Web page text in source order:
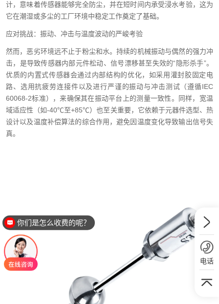
计，意味着传感器能够完全防尘，并在短时间内承受浸水考验，这为
它在潮湿或多尘的工厂环境中稳定工作奠定了基础。
应对挑战：振动、冲击与温度波动的严峻考验
然而，恶劣环境远不止于粉尘和水。持续的机械振动与偶然的强力冲
击，是导致传感器内部元件松动、信号漂移甚至失效的“隐形杀手”。
优质的内置式传感器会通过内部结构的优化，如采用灌封胶固定电
路、选用抗疲劳连接件以及进行严谨的振动与冲击测试（遵循IEC
60068-2标准），来确保其在振动平台上的测量一致性。同样，宽温
域适应性（如-40℃至+85℃）也至关重要，它依赖于元器件选型、热
设计以及温度补偿算法的综合作用，避免因温度变化导致输出信号失
真。
电话
你们是怎么收费的呢？